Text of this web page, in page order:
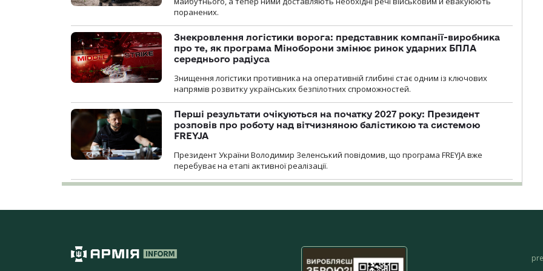
поранених.
Знекровлення логістики ворога: представник компанії-виробника
про те, як програма Міноборони змінює ринок ударних БПЛА
середнього радіуса
Знищення логістики противника на оперативній глибині стає одним із ключових
напрямів розвитку українських безпілотних спроможностей.
Перші результати очікуються на початку 2027 року: Президент
розповів про роботу над вітчизняною балістикою та системою
FREYJA
Президент України Володимир Зеленський повідомив, що програма FREYJA вже
перебуває на етапі активної реалізації.